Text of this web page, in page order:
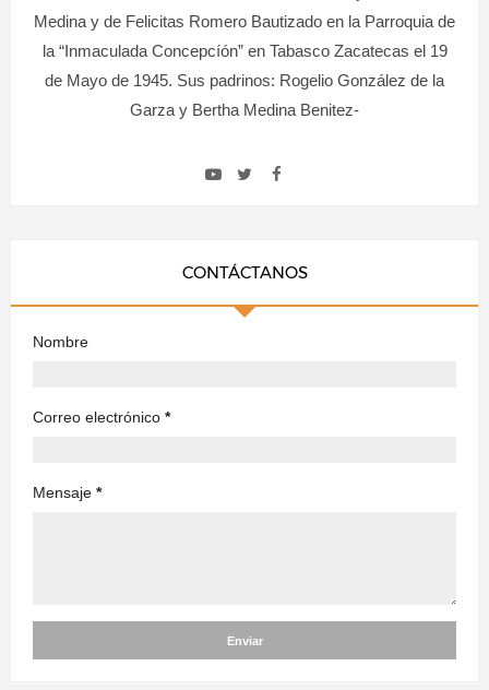
Medina y de Felicitas Romero Bautizado en la Parroquia de
la “Inmaculada Concepcíón” en Tabasco Zacatecas el 19
de Mayo de 1945. Sus padrinos: Rogelio González de la
Garza y Bertha Medina Benitez-
CONTÁCTANOS
Nombre
Correo electrónico *
Mensaje *